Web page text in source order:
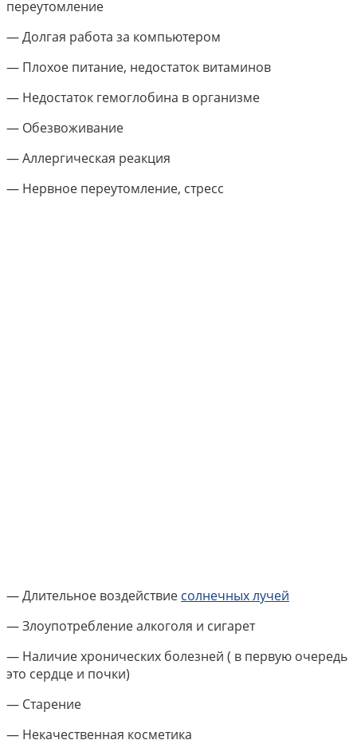
переутомление
— Долгая работа за компьютером
— Плохое питание, недостаток витаминов
— Недостаток гемоглобина в организме
— Обезвоживание
— Аллергическая реакция
— Нервное переутомление, стресс
— Длительное воздействие солнечных лучей
— Злоупотребление алкоголя и сигарет
— Наличие хронических болезней ( в первую очередь
это сердце и почки)
— Старение
— Некачественная косметика